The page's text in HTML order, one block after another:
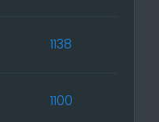
1138
1100